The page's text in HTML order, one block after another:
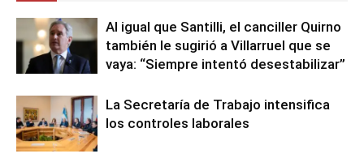
Al igual que Santilli, el canciller Quirno
también le sugirió a Villarruel que se
vaya: “Siempre intentó desestabilizar”
La Secretaría de Trabajo intensifica
los controles laborales